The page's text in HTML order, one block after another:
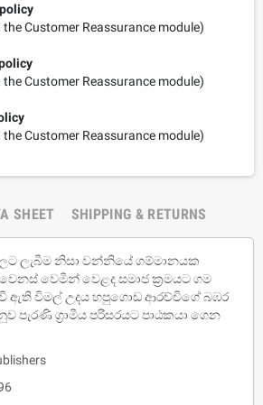
Customer Reassurance module)
Customer Reassurance module)
Customer Reassurance module)
SHEET SHIPPING & RETURNS
ලැබීම නිසා වන්නියේ ගම්මානයක
වෙනස් වෙමින් වෙළද සමාජ ක්‍රමයට ගම
ඇති විමල් උදය හපුගොඩ ආරච්චිගේ බඹර
පැරණි ග්‍රාමීය පරිසරයට පාඨකයා ගෙන